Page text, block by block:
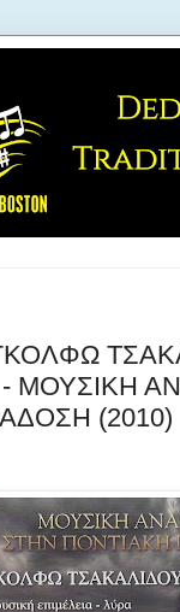
- ΜΟΥΣΙΚΗ
(2010)